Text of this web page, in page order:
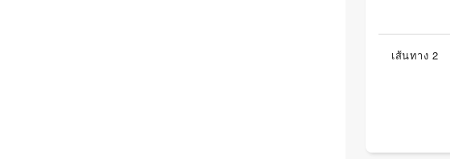
เส้นทาง 2